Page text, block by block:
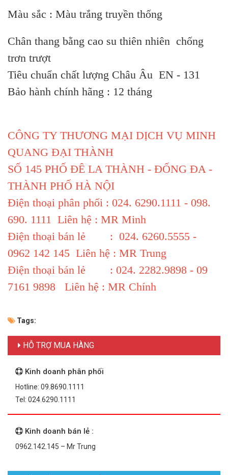
Màu sắc : Màu trắng truyền thống
Chân thang bằng cao su thiên nhiên chống
trơn trượt
Tiêu chuẩn chất lượng Châu Âu EN - 131
Bảo hành chính hãng : 12 tháng
CÔNG TY THƯƠNG MẠI DỊCH VỤ MINH
QUANG ĐẠI THÀNH
SỐ 145 PHỐ ĐÊ LA THÀNH - ĐỐNG ĐA -
THÀNH PHỐ HÀ NỘI
Điện thoại phân phối : 024. 6290.1111 - 098.
690. 1111 Liên hệ : MR Minh
Điện thoại bán lẻ : 024. 6260.5555 -
0962 142 145 Liên hệ : MR Trung
Điện thoại bán lẻ : 024. 2282.9898 - 09
7161 9898 Liên hệ : MR Chính
Tags:
HỖ TRỢ MUA HÀNG
Kinh doanh phân phối
Hotline: 09.8690.1111
Tel: 024.6290.1111
Kinh doanh bán lẻ :
0962.142.145 – Mr Trung